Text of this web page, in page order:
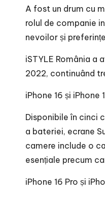
A fost un drum cu
rolul de companie
nevoilor și
iSTYLE România a
2022, continuând
iPhone 16 și
Disponibile în cinci
a bateriei, ecrane
camere include o
esențiale precum
iPhone 16 Pro și